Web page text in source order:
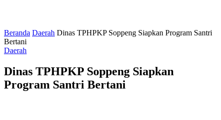
Beranda Daerah Dinas TPHPKP Soppeng Siapkan Program Santri
Bertani
Daerah
Dinas TPHPKP Soppeng Siapkan
Program Santri Bertani